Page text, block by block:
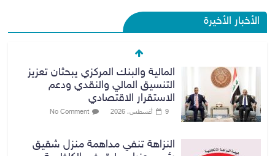
الأخبار الأخيرة
المالية والبنك المركزي يبحثان تعزيز
التنسيق المالي والنقدي ودعم
الاستقرار الاقتصادي
9 أغسطس، 2026 No Comment
النزاهة تنفي مداهمة منزل شقيق